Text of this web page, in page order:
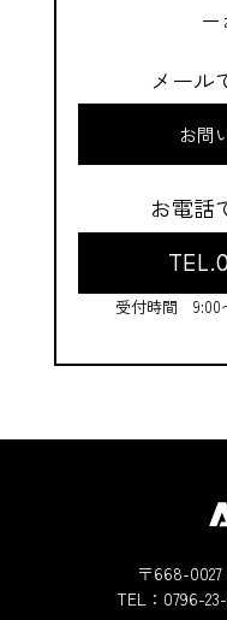
メール
お問
お電話
受付時間 9:00
〒668-
TEL： 0796-